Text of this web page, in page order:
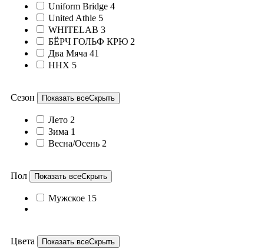
Uniform Bridge 4
United Athle 5
WHITELAB 3
БЁРЧ ГОЛЬФ КРЮ 2
Два Мяча 41
ННХ 5
Сезон Показать всеСкрыть
Лето 2
Зима 1
Весна/Осень 2
Пол Показать всеСкрыть
Мужское 15
Цвета Показать всеСкрыть